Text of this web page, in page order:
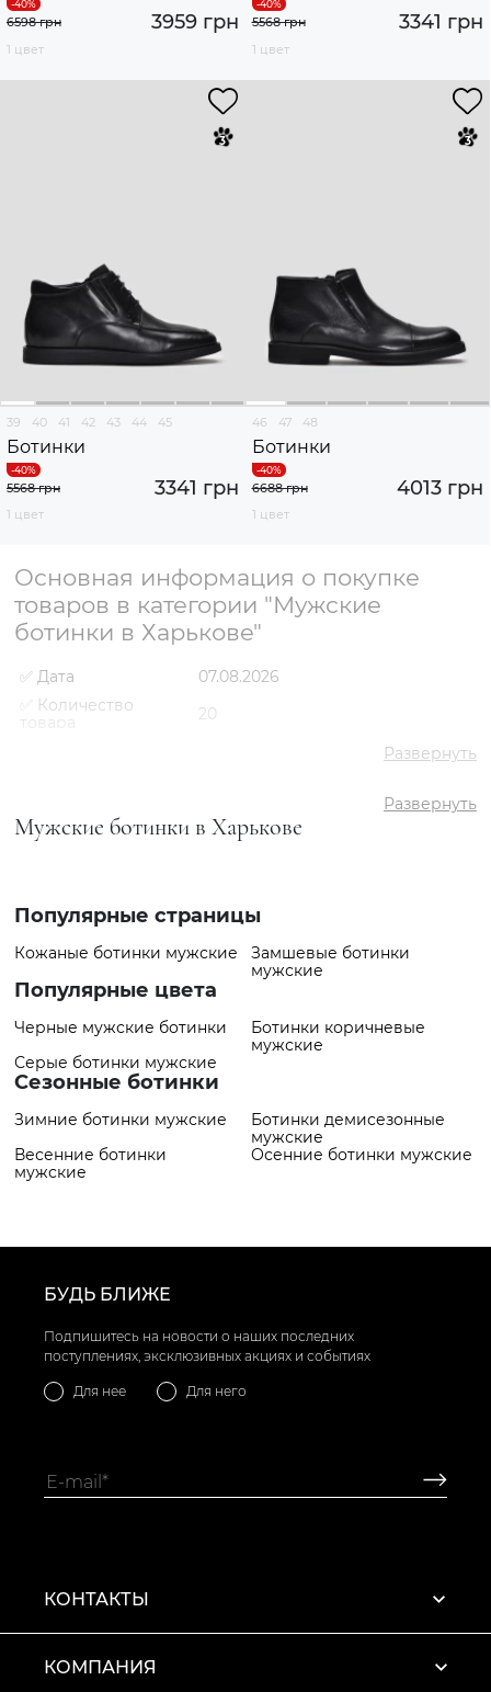
Мужские ботинки в Харькове
Популярные страницы
Кожаные ботинки мужские
Замшевые ботинки
мужские
Популярные цвета
Черные мужские ботинки
Ботинки коричневые
мужские
Серые ботинки мужские
Сезонные ботинки
Зимние ботинки мужские
Ботинки демисезонные
мужские
Весенние ботинки
мужские
Осенние ботинки мужские
3959 грн
6598 грн
1 цвет
3341 грн
5568 грн
1 цвет
39 40 41 42 43 44 45
Ботинки
3341 грн
5568 грн
1 цвет
46 47 48
Ботинки
4013 грн
6688 грн
1 цвет
Основная информация о покупке
товаров в категории "Мужские
ботинки в Харькове"
✅ Дата
07.08.2026
✅ Количество
товара
20
✅ Самый дорогой
товар
6658 грн
Развернуть
Развернуть
БУДЬ БЛИЖЕ
Подпишитесь на новости о наших последних
поступлениях, эксклюзивных акциях и событиях
Для нее Для него
КОНТАКТЫ
КОМПАНИЯ